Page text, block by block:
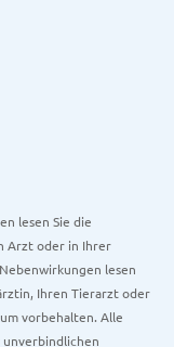
lesen Sie die
Arzt oder in Ihrer
lesen
Ihren Tierarzt oder
vorbehalten. Alle